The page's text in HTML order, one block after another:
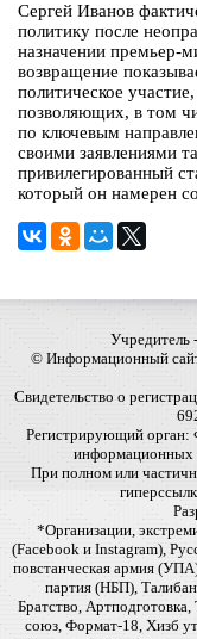
Сергей Иванов
политику после
назначении премьер-
возвращение
политическое
позволяющих, в том
по ключевым
своими заявлениями
привилегированный
который он намерен
Учредитель
© Информационный
Свидетельство о
Регистрирующий орган:
информационных
При полном или
*Организации,
(Facebook и Instagram),
повстанческая армия
партия (НБП),
Братство,
союз, Формат-18, Хизб